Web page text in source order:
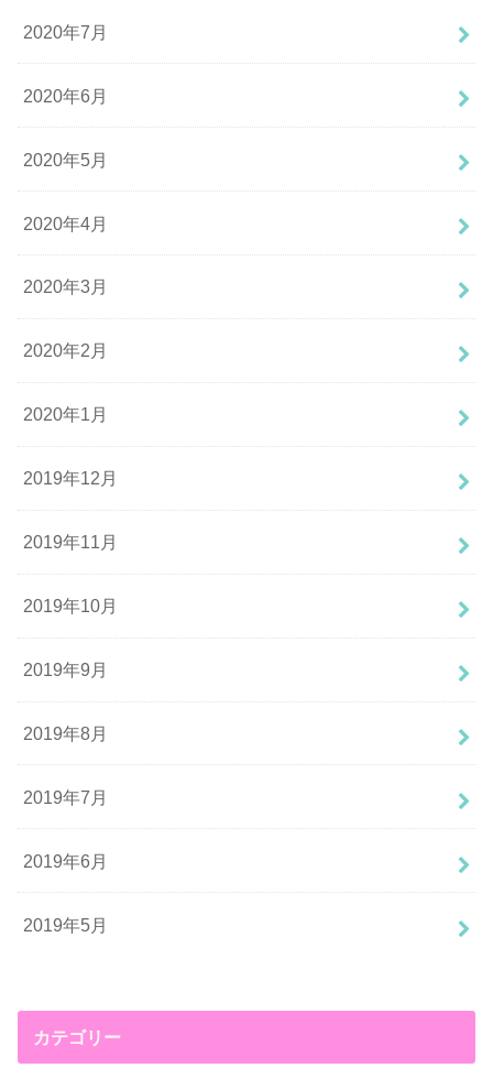
2020年7月
2020年6月
2020年5月
2020年4月
2020年3月
2020年2月
2020年1月
2019年12月
2019年11月
2019年10月
2019年9月
2019年8月
2019年7月
2019年6月
2019年5月
カテゴリー